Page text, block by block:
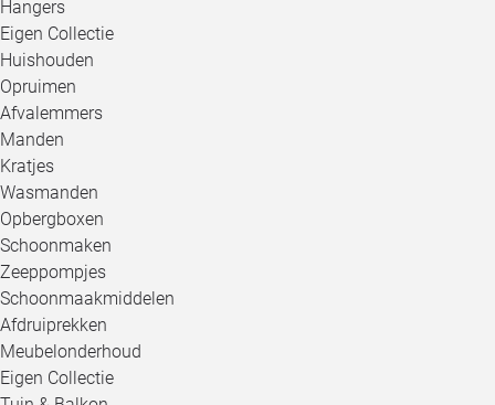
Hangers
Eigen Collectie
Huishouden
Opruimen
Afvalemmers
Manden
Kratjes
Wasmanden
Opbergboxen
Schoonmaken
Zeeppompjes
Schoonmaakmiddelen
Afdruiprekken
Meubelonderhoud
Eigen Collectie